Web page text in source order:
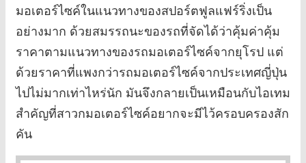
มอเตอร์ไซค์ในแนวทางของสปอร์ตฟูลแฟร์ริ่งเป็น
อย่างมาก ด้วยสมรรถนะของรถที่จัดได้ว่าคุ้มค่าคุ้ม
ราคาตามแนวทางของรถมอเตอร์ไซค์จากยุโรป แต่
ด้วยราคาที่แพงกว่ารถมอเตอร์ไซค์จากประเทศญี่ปุ่น
ไปไม่มากเท่าไหร่นัก มันจึงกลายเป็นเหมือนกับไอเทม
สำคัญที่สาวกมอเตอร์ไซค์อยากจะมีไว้ครอบครองสัก
คัน